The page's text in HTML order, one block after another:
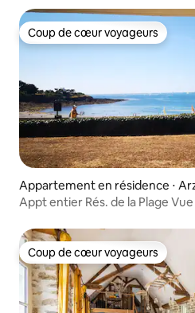
Coup de cœur voyageurs
Coup de cœur voyageurs
Appartement en résidence ⋅
Appt entier Rés. de la Plage
Coup de cœur voyageurs
Coup de cœur voyageurs